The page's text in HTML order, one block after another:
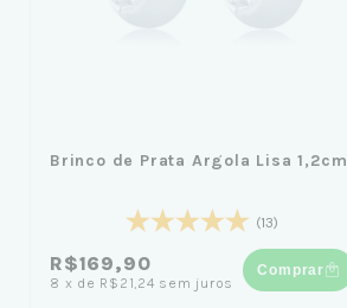
Brinco de Prata Argola Lisa 1,2cm
(13)
R$169,90
8 x de R$21,24 sem juros
Comprar